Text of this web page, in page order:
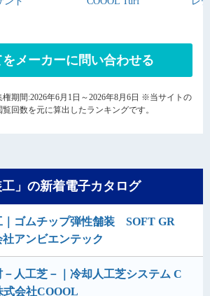
をメーカーに問い合わせる
権期間:2026年6月1日～2026年8月6日 ※当サイトの
回数を元に算出したランキングです。
工」の新着電子カタログ
｜ゴムチップ弾性舗装 SOFT GR
アンビエンテック
人工芝－｜冷却人工芝システム C
会社COOOL